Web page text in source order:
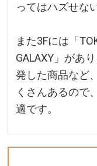
ってはハズせな
また3Fには「
GALAXY」があ
発した商品など
くさんあるので
適です。